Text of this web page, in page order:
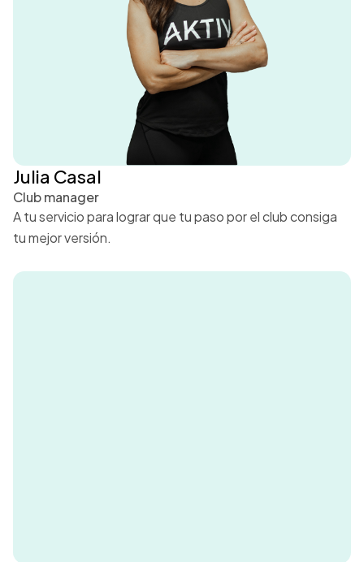
Julia Casal
Club manager
A tu servicio para lograr que tu paso por el club consiga
tu mejor versión.